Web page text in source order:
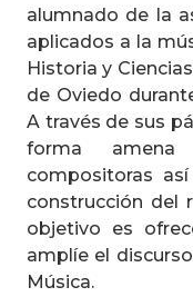
alumnado de la
aplicados a la
Historia y
de Oviedo
A través de sus
forma
compositoras
construcción del
objetivo es
amplíe el
Música.